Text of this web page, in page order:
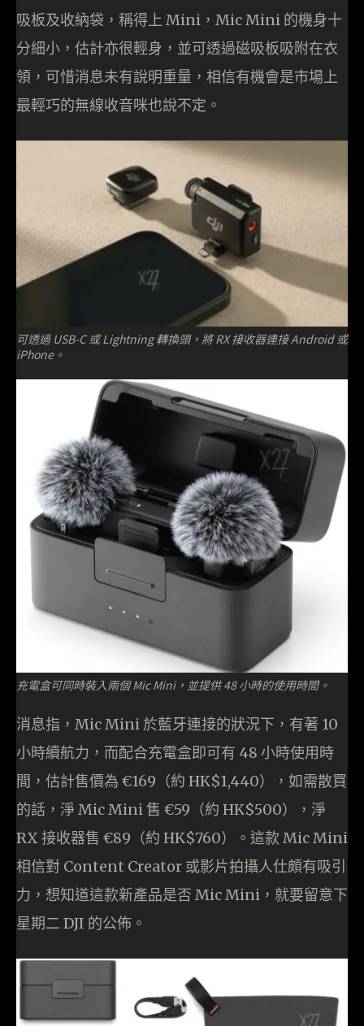
吸板及收納袋，稱得上 Mini，Mic Mini 的機身十
分細小，估計亦很輕身，並可透過磁吸板吸附在衣
領，可惜消息未有說明重量，相信有機會是市場上
最輕巧的無線收音咪也說不定。
可透過 USB-C 或 Lightning 轉換頭，將 RX 接收器連接 Android 或
iPhone。
充電盒可同時裝入兩個 Mic Mini，並提供 48 小時的使用時間。
消息指，Mic Mini 於藍牙連接的狀況下，有著 10
小時續航力，而配合充電盒即可有 48 小時使用時
間，估計售價為 €169（約 HK$1,440），如需散買
的話，淨 Mic Mini 售 €59（約 HK$500），淨
RX 接收器售 €89（約 HK$760）。這款 Mic Mini
相信對 Content Creator 或影片拍攝人仕頗有吸引
力，想知道這款新產品是否 Mic Mini，就要留意下
星期二 DJI 的公佈。